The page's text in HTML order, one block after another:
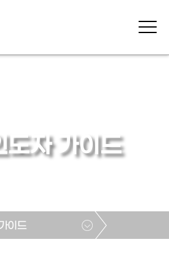
도자 가이드
이드